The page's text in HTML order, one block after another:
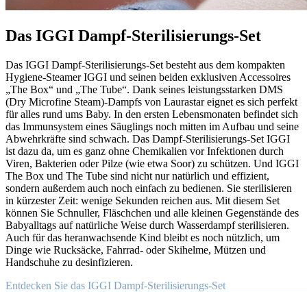
Das IGGI Dampf-Sterilisierungs-Set
Das IGGI Dampf-Sterilisierungs-Set besteht aus dem kompakten
Hygiene-Steamer IGGI und seinen beiden exklusiven Accessoires
„The Box“ und „The Tube“. Dank seines leistungsstarken DMS
(Dry Microfine Steam)-Dampfs von Laurastar eignet es sich perfekt
für alles rund ums Baby. In den ersten Lebensmonaten befindet sich
das Immunsystem eines Säuglings noch mitten im Aufbau und seine
Abwehrkräfte sind schwach. Das Dampf-Sterilisierungs-Set IGGI
ist dazu da, um es ganz ohne Chemikalien vor Infektionen durch
Viren, Bakterien oder Pilze (wie etwa Soor) zu schützen. Und IGGI
The Box und The Tube sind nicht nur natürlich und effizient,
sondern außerdem auch noch einfach zu bedienen. Sie sterilisieren
in kürzester Zeit: wenige Sekunden reichen aus. Mit diesem Set
können Sie Schnuller, Fläschchen und alle kleinen Gegenstände des
Babyalltags auf natürliche Weise durch Wasserdampf sterilisieren.
Auch für das heranwachsende Kind bleibt es noch nützlich, um
Dinge wie Rucksäcke, Fahrrad- oder Skihelme, Mützen und
Handschuhe zu desinfizieren.
Entdecken Sie das IGGI Dampf-Sterilisierungs-Set